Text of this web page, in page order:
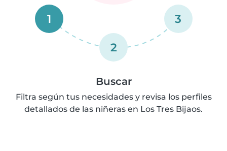
1
2
3
Buscar
Filtra según tus necesidades y revisa los perfiles
detallados de las niñeras en Los Tres Bijaos.